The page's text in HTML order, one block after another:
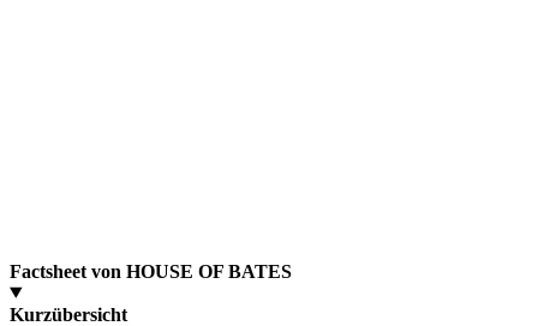
Factsheet von HOUSE OF BATES
Kurzübersicht